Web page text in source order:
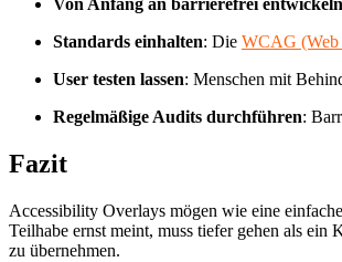
Von Anfang an barrierefrei entwickeln
Standards einhalten: Die WCAG (Web
User testen lassen: Menschen mit
Regelmäßige Audits durchführen:
Fazit
Accessibility Overlays mögen wie eine
Teilhabe ernst meint, muss tiefer gehen als
zu übernehmen.